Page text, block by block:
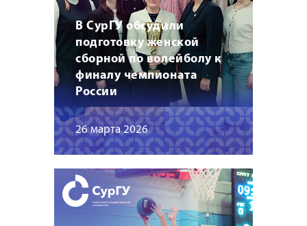
В СурГУ обсудили
подготовку женской
сборной по волейболу к
финалу чемпионата
России
26 марта 2026